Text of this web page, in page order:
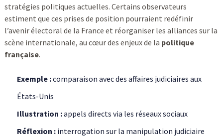
stratégies politiques actuelles. Certains observateurs
estiment que ces prises de position pourraient redéfinir
l’avenir électoral de la France et réorganiser les alliances sur la
scène internationale, au cœur des enjeux de la politique
française.
Exemple :comparaison avec des affaires judiciaires aux
États-Unis
Illustration :appels directs via les réseaux sociaux
Réflexion :interrogation sur la manipulation judiciaire